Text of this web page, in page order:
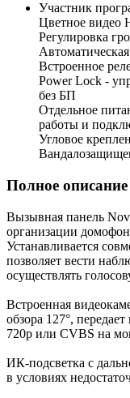
Участник
Цветное видео
Регулировка
Встроенное
Power Lock -
без БП
Отдельное
работы и
Угловое
Полное описание
Вызывная панель
организации
Устанавливается
позволяет вести
осуществлять
Встроенная
обзора 127°,
720p или CVBS на
ИК-подсветка с
в условиях